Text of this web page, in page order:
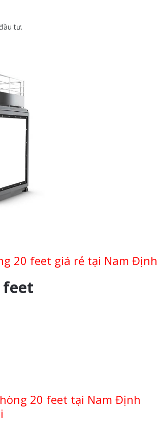
tư.
20 feet giá rẻ tại Nam Định
feet
20 feet tại Nam Định